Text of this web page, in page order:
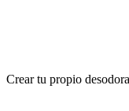
Crear tu propio